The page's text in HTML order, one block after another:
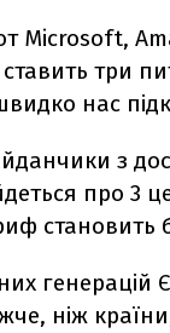
Microsoft,
три
нас
з
про 3
становить
генерацій
ніж